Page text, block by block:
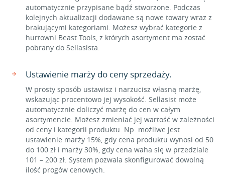
automatycznie przypisane bądź stworzone. Podczas
kolejnych aktualizacji dodawane są nowe towary wraz z
brakującymi kategoriami. Możesz wybrać kategorie z
hurtowni Beast Tools, z których asortyment ma zostać
pobrany do Sellasista.
Ustawienie marży do ceny sprzedaży.
W prosty sposób ustawisz i narzucisz własną marżę,
wskazując procentowo jej wysokość. Sellasist może
automatycznie doliczyć marżę do cen w całym
asortymencie. Możesz zmieniać jej wartość w zależności
od ceny i kategorii produktu. Np. możliwe jest
ustawienie marży 15%, gdy cena produktu wynosi od 50
do 100 zł i marży 30%, gdy cena waha się w przedziale
101 – 200 zł. System pozwala skonfigurować dowolną
ilość progów cenowych.